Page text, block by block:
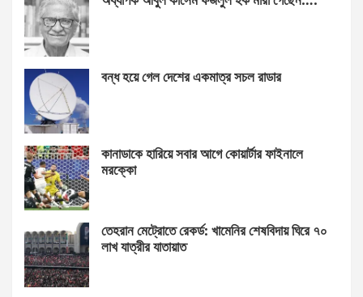
বন্ধ হয়ে গেল দেশের একমাত্র সচল রাডার
কানাডাকে হারিয়ে সবার আগে কোয়ার্টার ফাইনালে
মরক্কো
তেহরান মেট্রোতে রেকর্ড: খামেনির শেষবিদায় ঘিরে ৭০
লাখ যাত্রীর যাতায়াত